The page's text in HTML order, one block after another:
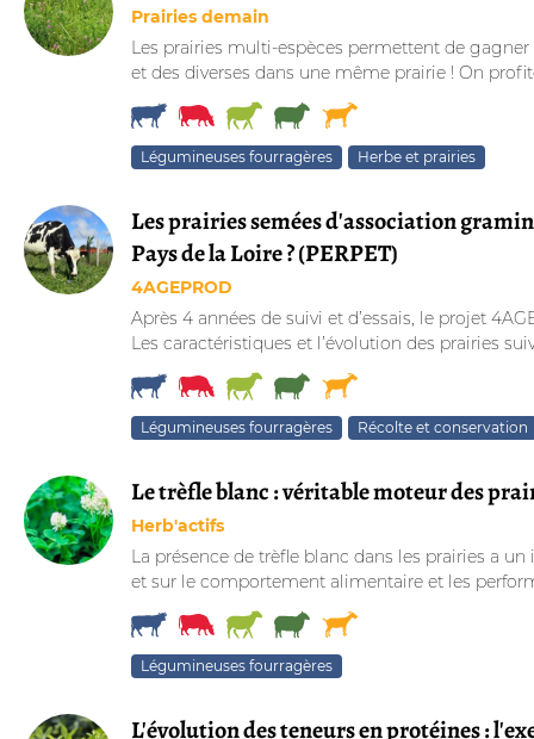
Prairies demain
Les prairies multi-espèces permettent de
et des diverses dans une même prairie ! On
Légumineuses fourragères Herbe et prairies
Les prairies semées d'association
Pays de la Loire ? (PERPET)
4AGEPROD
Après 4 années de suivi et d’essais, le projet
Les caractéristiques et l’évolution des prairies
Légumineuses fourragères Récolte et conservation
Le trèfle blanc : véritable moteur des
Herb'actifs
La présence de trèfle blanc dans les prairies a
et sur le comportement alimentaire et les
Légumineuses fourragères
L'évolution des teneurs en protéines :